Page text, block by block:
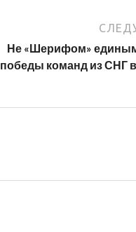
Не «Шерифом»
победы команд из СНГ